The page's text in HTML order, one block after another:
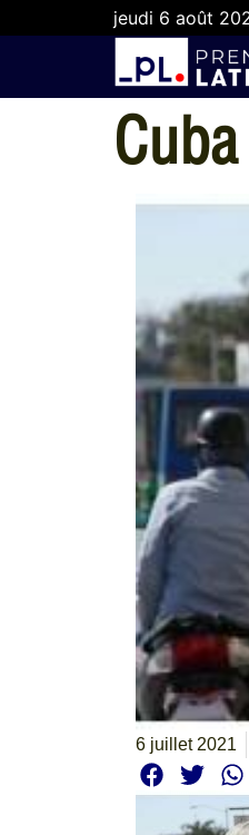
jeudi 6 août
6 juillet 2021